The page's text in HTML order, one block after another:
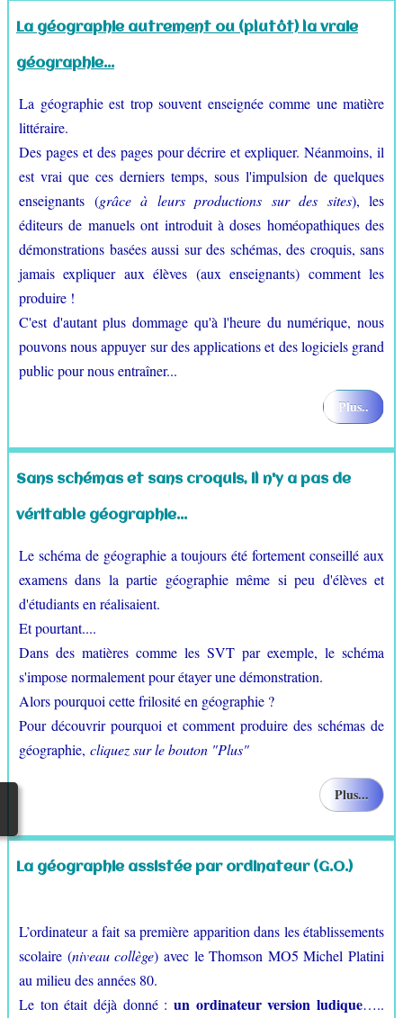
Croquis au lycée▼
Croquis au collège
Logiciels gratuits ▼
Fonds de cartes▼
Carnet de voyage
Contact
La géographie autrement ou (plutôt) la vraie
géographie...
La géographie est trop souvent enseignée comme une matière
littéraire.
Des pages et des pages pour décrire et expliquer. Néanmoins, il
est vrai que ces derniers temps, sous l'impulsion de quelques
enseignants (grâce à leurs productions sur des sites), les
éditeurs de manuels ont introduit à doses homéopathiques des
démonstrations basées aussi sur des schémas, des croquis, sans
jamais expliquer aux élèves (aux enseignants) comment les
produire !
C'est d'autant plus dommage qu'à l'heure du numérique, nous
pouvons nous appuyer sur des applications et des logiciels grand
public pour nous entraîner...
Plus..
Sans schémas et sans croquis, il n'y a pas de
véritable géographie...
Le schéma de géographie a toujours été fortement conseillé aux
examens dans la partie géographie même si peu d'élèves et
d'étudiants en réalisaient.
Et pourtant....
Dans des matières comme les SVT par exemple, le schéma
s'impose normalement pour étayer une démonstration.
Alors pourquoi cette frilosité en géographie ?
Pour découvrir pourquoi et comment produire des schémas de
géographie, cliquez sur le bouton "Plus"
Plus...
La géographie assistée par ordinateur (G.O.)
L’ordinateur a fait sa première apparition dans les établissements
scolaire (niveau collège) avec le Thomson MO5 Michel Platini
au milieu des années 80.
Le ton était déjà donné : un ordinateur version ludique…..